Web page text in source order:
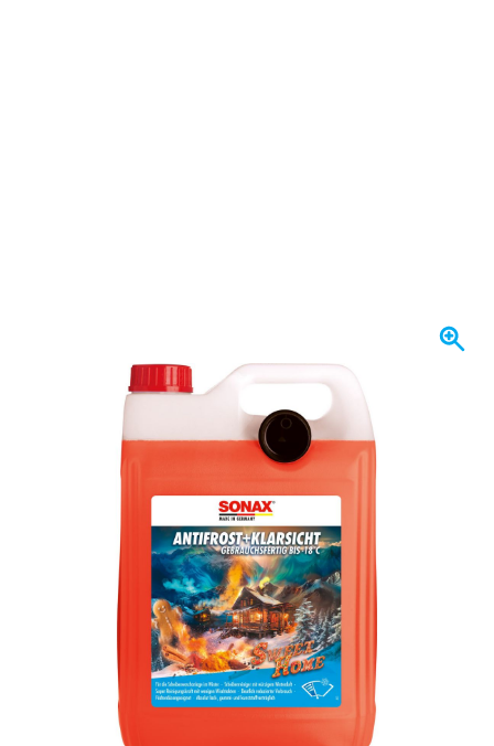
Spedito oggi
€
Aggiungi al Carrello
Ordina entro le 23:59,spedito oggi
Spedizione gratuitada 150,- €
per resi & cambi
Recensioni dei clienti:4,58/5(7.078 recensioni)
Domanda su questo prodotto?